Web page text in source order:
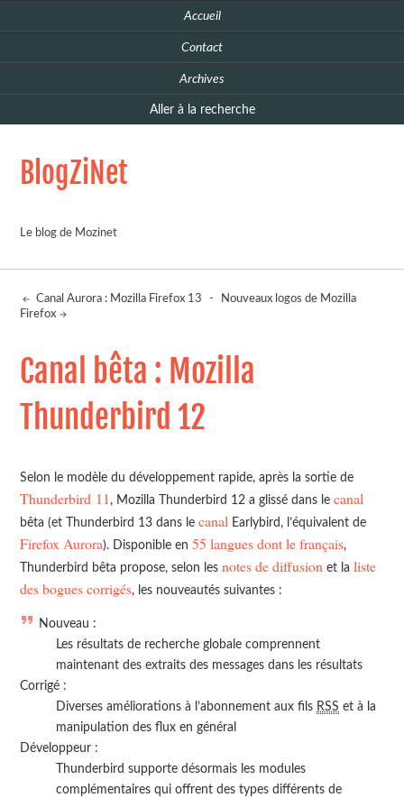
Accueil
Contact
Archives
Aller à la recherche
BlogZiNet
Le blog de Mozinet
Canal Aurora : Mozilla Firefox 13 -
Nouveaux logos de Mozilla
Firefox
Canal bêta : Mozilla
Thunderbird 12
Selon le modèle du développement rapide, après la sortie de
Thunderbird 11 , Mozilla Thunderbird 12 a glissé dans lecanal
bêta (et Thunderbird 13 dans lecanal Earlybird, l’équivalent de
Firefox Aurora). Disponible en55 langues dont le français,
Thunderbird bêta propose, selon lesnotes de diffusion et la liste
des bogues corrigés, les nouveautés suivantes :
Nouveau :
Les résultats de recherche globale comprennent
maintenant des extraits des messages dans les résultats
Corrigé :
Diverses améliorations à l’abonnement aux fils RSS et à la
manipulation des flux en général
Développeur :
Thunderbird supporte désormais les modules
complémentaires qui offrent des types différents de